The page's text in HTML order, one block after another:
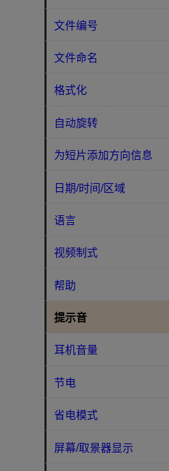
文件编号
文件命名
格式化
自动旋转
为短片添加方向信息
日期/时间/区域
语言
视频制式
帮助
提示音
耳机音量
节电
省电模式
屏幕/取景器显示